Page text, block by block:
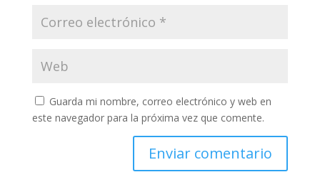
Guarda mi nombre, correo electrónico y web en
este navegador para la próxima vez que comente.